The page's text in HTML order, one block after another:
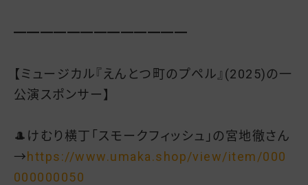
━━━━━━━━━━━━━
【ミュージカル『えんとつ町のプペル』(2025)の一
公演スポンサー】
🎩けむり横丁「スモークフィッシュ」の宮地徹さん
→https://www.umaka.shop/view/item/000
000000050